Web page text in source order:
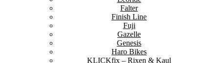
Falter
Finish Line
Fuji
Gazelle
Genesis
Haro Bikes
KLICKfix – Rixen & Kaul